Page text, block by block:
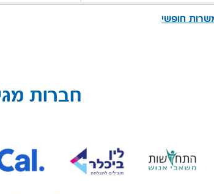
חברות